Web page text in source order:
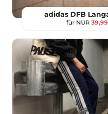
adidas DFB
für NUR